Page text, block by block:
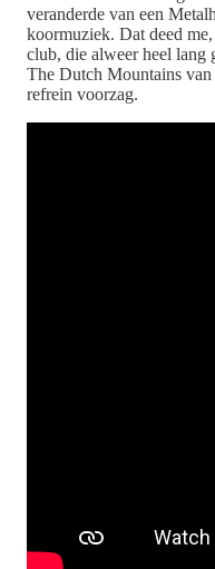
veranderde van een
koormuziek. Dat deed
club, die alweer heel lang
The Dutch Mountains
refrein voorzag.